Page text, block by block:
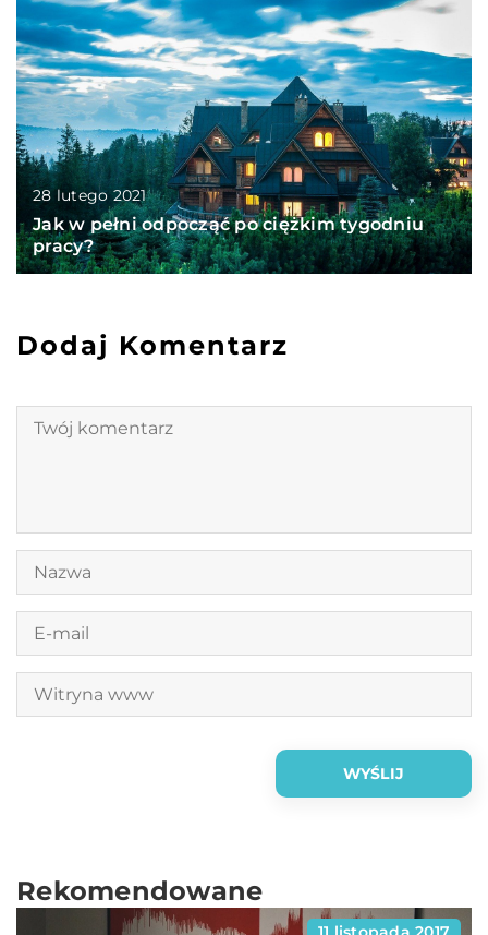
28 lutego 2021
Jak w pełni odpocząć po ciężkim tygodniu
pracy?
Dodaj Komentarz
Rekomendowane